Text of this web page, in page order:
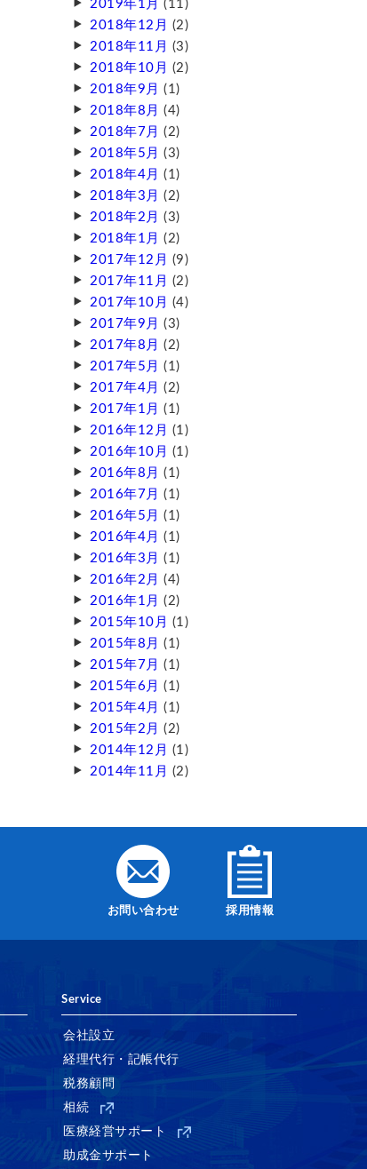
2019年1月 (11)
2018年12月 (2)
2018年11月 (3)
2018年10月 (2)
2018年9月 (1)
2018年8月 (4)
2018年7月 (2)
2018年5月 (3)
2018年4月 (1)
2018年3月 (2)
2018年2月 (3)
2018年1月 (2)
2017年12月 (9)
2017年11月 (2)
2017年10月 (4)
2017年9月 (3)
2017年8月 (2)
2017年5月 (1)
2017年4月 (2)
2017年1月 (1)
2016年12月 (1)
2016年10月 (1)
2016年8月 (1)
2016年7月 (1)
2016年5月 (1)
2016年4月 (1)
2016年3月 (1)
2016年2月 (4)
2016年1月 (2)
2015年10月 (1)
2015年8月 (1)
2015年7月 (1)
2015年6月 (1)
2015年4月 (1)
2015年2月 (2)
2014年12月 (1)
2014年11月 (2)
採用情報
お問い合わせ
Service
会社設立
経理代行・記帳代行
税務顧問
相続
医療経営サポート
助成金サポート